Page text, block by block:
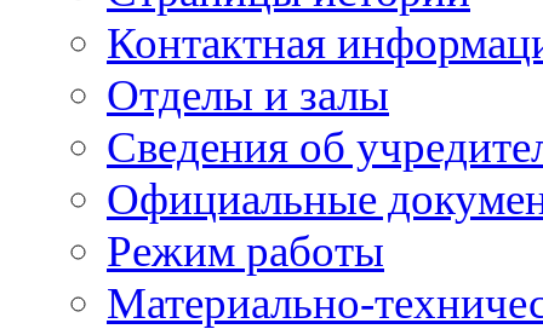
Контактная
Отделы и залы
Сведения об
Официальные
Режим работы
Материально-